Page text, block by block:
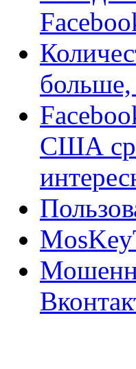
больше,
США